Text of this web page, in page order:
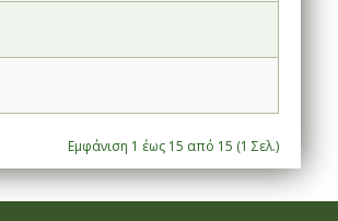
Εμφάνιση 1 έως 15 από 15 (1 Σελ.)